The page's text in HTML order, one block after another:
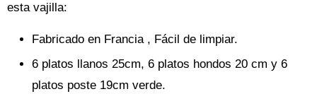
esta vajilla:
Fabricado en Francia , Fácil de limpiar.
6 platos llanos 25cm, 6 platos hondos 20 cm y 6
platos poste 19cm verde.